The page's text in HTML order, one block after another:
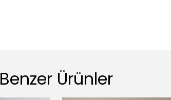
Benzer Ürünler